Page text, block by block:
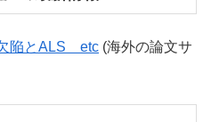
陥とALS etc (海外の論文サ